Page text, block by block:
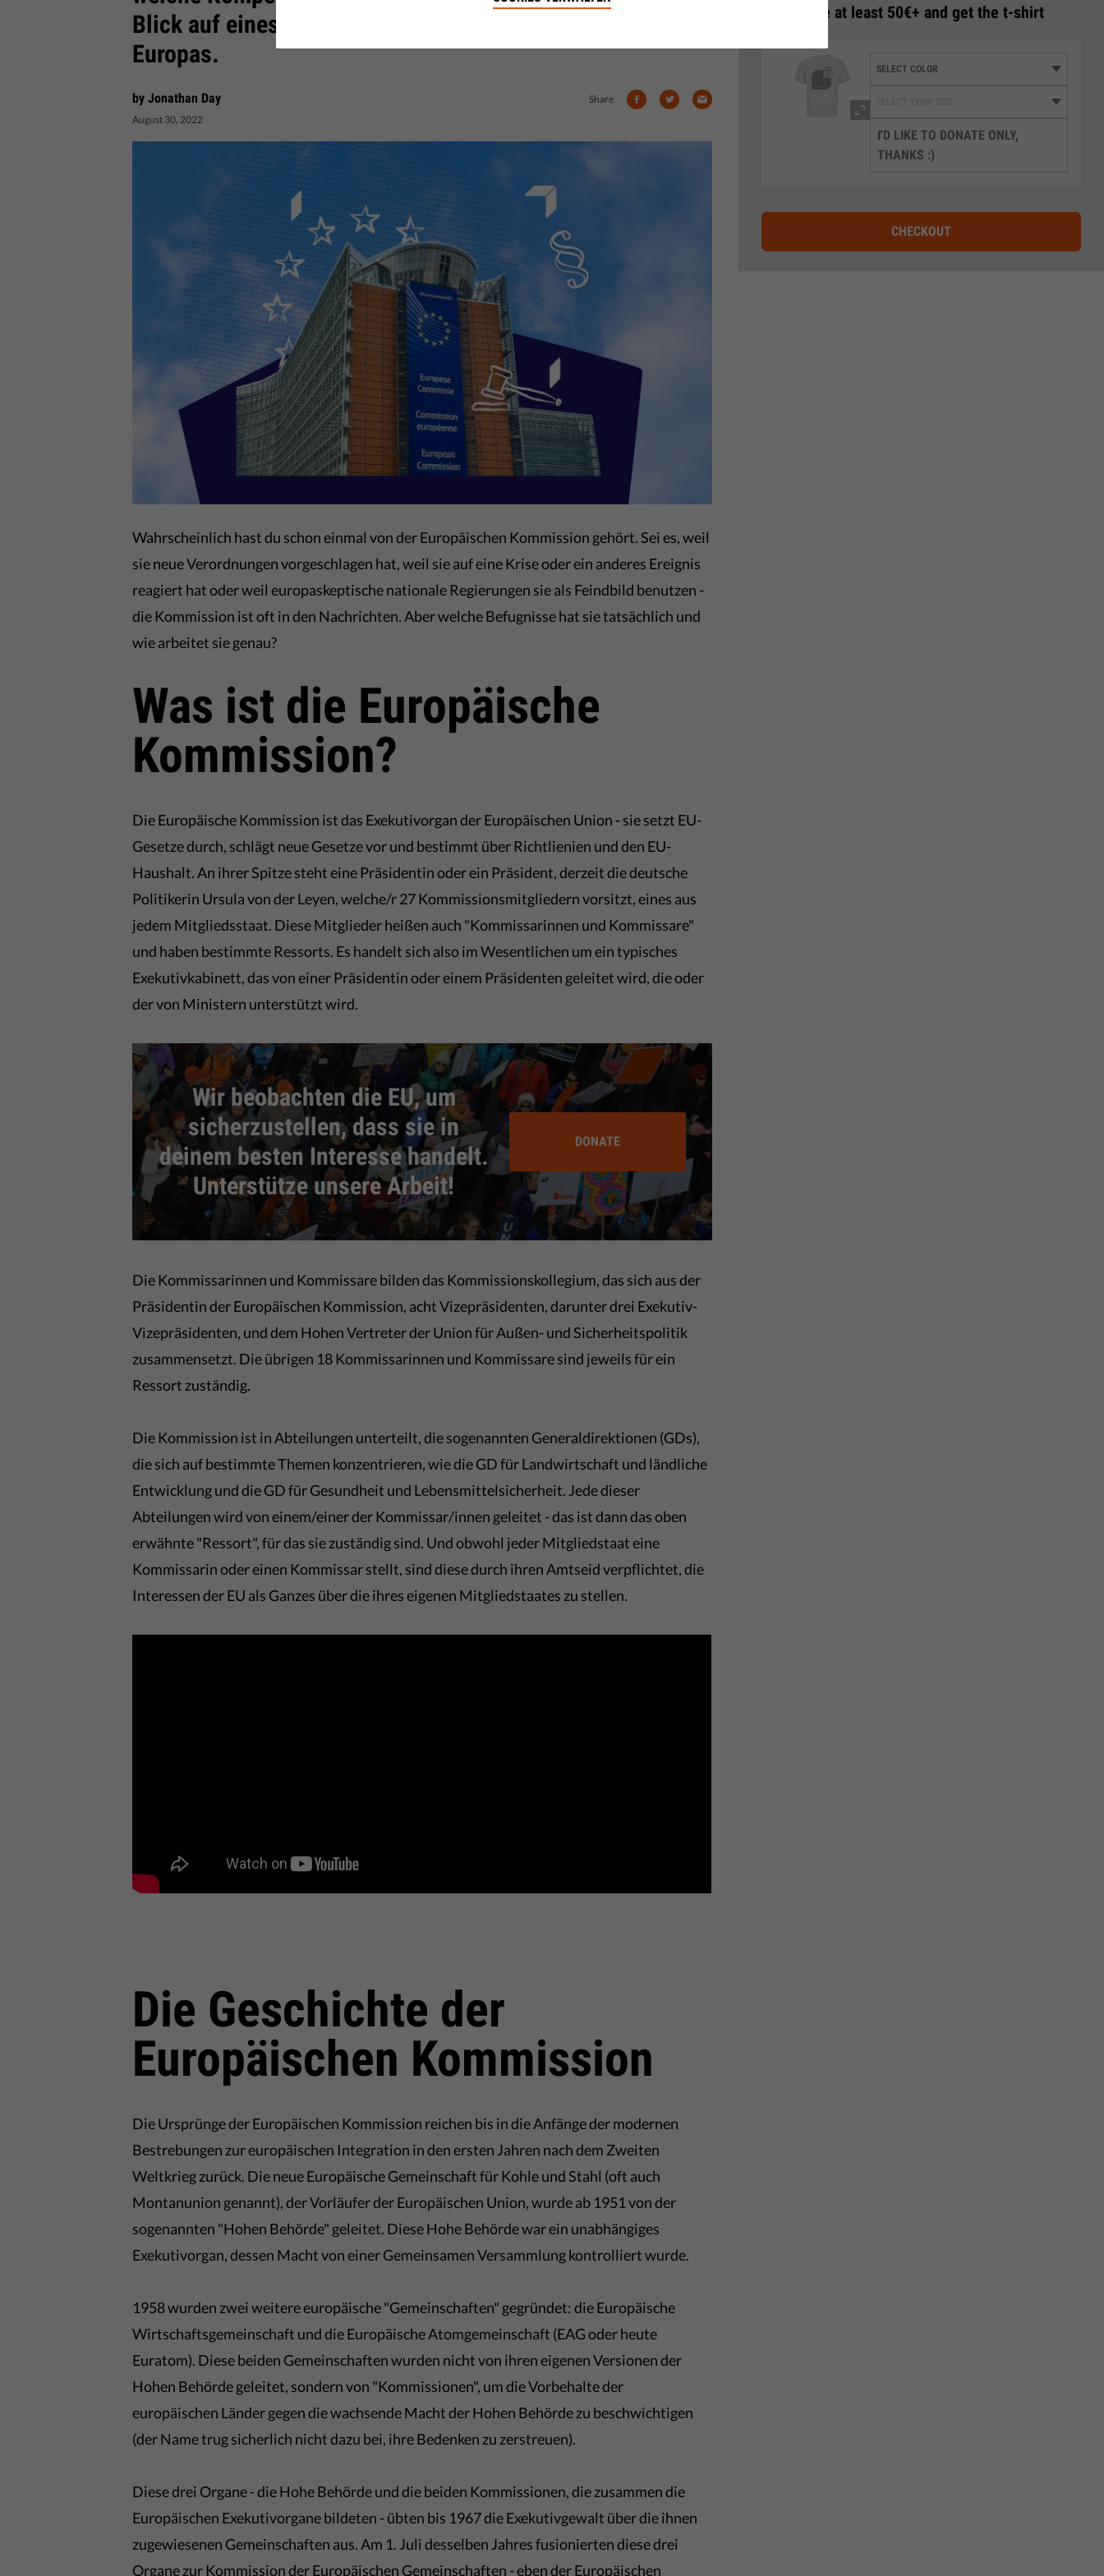
Blick auf eines der wichtigsten und mächtigsten Organe
Europas.
by Jonathan Day
August 30, 2022
Share
Wahrscheinlich hast du schon einmal von der Europäischen Kommission gehört. Sei es, weil
sie neue Verordnungen vorgeschlagen hat, weil sie auf eine Krise oder ein anderes Ereignis
reagiert hat oder weil europaskeptische nationale Regierungen sie als Feindbild benutzen -
die Kommission ist oft in den Nachrichten. Aber welche Befugnisse hat sie tatsächlich und
wie arbeitet sie genau?
Was ist die Europäische
Kommission?
Die Europäische Kommission ist das Exekutivorgan der Europäischen Union - sie setzt EU-
Gesetze durch, schlägt neue Gesetze vor und bestimmt über Richtlienien und den EU-
Haushalt. An ihrer Spitze steht eine Präsidentin oder ein Präsident, derzeit die deutsche
Politikerin Ursula von der Leyen, welche/r 27 Kommissionsmitgliedern vorsitzt, eines aus
jedem Mitgliedsstaat. Diese Mitglieder heißen auch "Kommissarinnen und Kommissare"
und haben bestimmte Ressorts. Es handelt sich also im Wesentlichen um ein typisches
Exekutivkabinett, das von einer Präsidentin oder einem Präsidenten geleitet wird, die oder
der von Ministern unterstützt wird.
Wir beobachten die EU, um
sicherzustellen, dass sie in
deinem besten Interesse handelt.
Unterstütze unsere Arbeit!
DONATE
Die Kommissarinnen und Kommissare bilden das Kommissionskollegium, das sich aus der
Präsidentin der Europäischen Kommission, acht Vizepräsidenten, darunter drei Exekutiv-
Vizepräsidenten, und dem Hohen Vertreter der Union für Außen- und Sicherheitspolitik
zusammensetzt. Die übrigen 18 Kommissarinnen und Kommissare sind jeweils für ein
Ressort zuständig.
Die Kommission ist in Abteilungen unterteilt, die sogenannten Generaldirektionen (GDs),
die sich auf bestimmte Themen konzentrieren, wie die GD für Landwirtschaft und ländliche
Entwicklung und die GD für Gesundheit und Lebensmittelsicherheit. Jede dieser
Abteilungen wird von einem/einer der Kommissar/innen geleitet - das ist dann das oben
erwähnte "Ressort", für das sie zuständig sind. Und obwohl jeder Mitgliedstaat eine
Kommissarin oder einen Kommissar stellt, sind diese durch ihren Amtseid verpflichtet, die
Interessen der EU als Ganzes über die ihres eigenen Mitgliedstaates zu stellen.
Die Geschichte der
Europäischen Kommission
Die Ursprünge der Europäischen Kommission reichen bis in die Anfänge der modernen
Bestrebungen zur europäischen Integration in den ersten Jahren nach dem Zweiten
Weltkrieg zurück. Die neue Europäische Gemeinschaft für Kohle und Stahl (oft auch
Montanunion genannt), der Vorläufer der Europäischen Union, wurde ab 1951 von der
sogenannten "Hohen Behörde" geleitet. Diese Hohe Behörde war ein unabhängiges
Exekutivorgan, dessen Macht von einer Gemeinsamen Versammlung kontrolliert wurde.
1958 wurden zwei weitere europäische "Gemeinschaften" gegründet: die Europäische
Wirtschaftsgemeinschaft und die Europäische Atomgemeinschaft (EAG oder heute
Euratom). Diese beiden Gemeinschaften wurden nicht von ihren eigenen Versionen der
Hohen Behörde geleitet, sondern von "Kommissionen", um die Vorbehalte der
europäischen Länder gegen die wachsende Macht der Hohen Behörde zu beschwichtigen
(der Name trug sicherlich nicht dazu bei, ihre Bedenken zu zerstreuen).
Diese drei Organe - die Hohe Behörde und die beiden Kommissionen, die zusammen die
Europäischen Exekutivorgane bildeten - übten bis 1967 die Exekutivgewalt über die ihnen
zugewiesenen Gemeinschaften aus. Am 1. Juli desselben Jahres fusionierten diese drei
Organe zur Kommission der Europäischen Gemeinschaften - eben der Europäischen
Donate at least 50€+ and get the t-shirt
I'D LIKE TO DONATE ONLY,
THANKS :)
CHECKOUT